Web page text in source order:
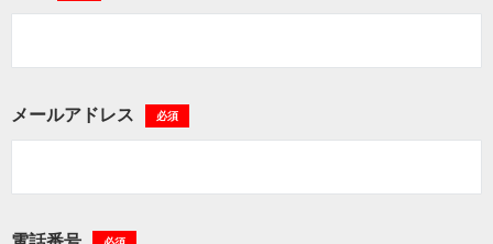
メールアドレス 必須